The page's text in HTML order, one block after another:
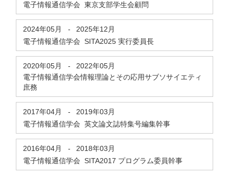
電子情報通信学会 東京支部学生会顧問
2024年05月 -
2025年12月
電子情報通信学会 SITA2025 実行委員長
2020年05月 -
2022年05月
電子情報通信学会情報理論とその応用サブソサイエティ
庶務
2017年04月 -
2019年03月
電子情報通信学会 英文論文誌特集号編集幹事
2016年04月 -
2018年03月
電子情報通信学会 SITA2017 プログラム委員幹事